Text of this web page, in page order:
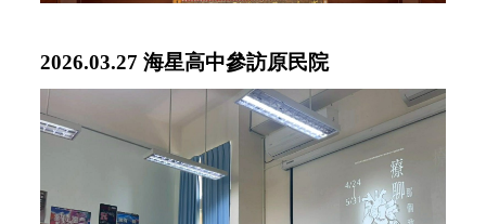
2026.03.27 海星高中參訪原民院